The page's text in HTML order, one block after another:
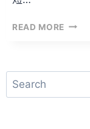
READ MORE ALITA
實
界
搜
尋